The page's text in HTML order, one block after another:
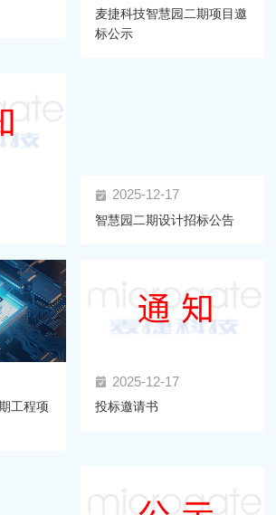
麦捷科技智慧园二期项目邀
标公示
2025-12-17
智慧园二期设计招标公告
工程项
2025-12-17
投标邀请书